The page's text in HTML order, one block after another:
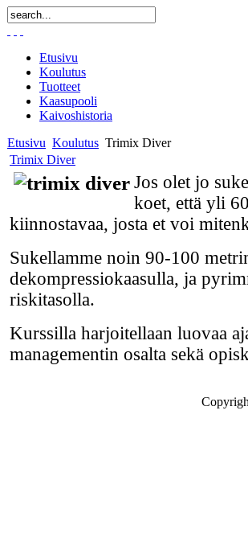
Etusivu
Koulutus
Tuotteet
Kaasupooli
Kaivoshistoria
Etusivu Koulutus Trimix Diver
Trimix Diver
Jos olet jo
koet, että yli
kiinnostavaa, josta et voi
Sukellamme noin 90-100
dekompressiokaasulla, ja
riskitasolla.
Kurssilla harjoitellaan luovaa
managementin osalta sekä